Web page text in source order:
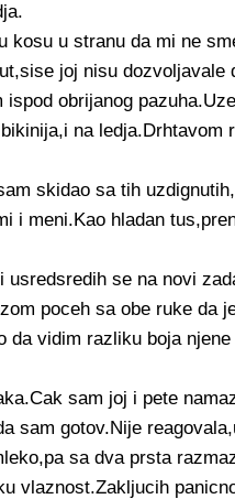
kosu u stranu da mi ne
joj nisu
obrijanog
na ledja.Drhtavom
skidao sa tih
i meni.Kao hladan
se na novi
poceh sa obe ruke da
da vidim razliku boja
sam joj i pete
sam gotov.Nije
sa dva prsta
vlaznost.Zakljucih